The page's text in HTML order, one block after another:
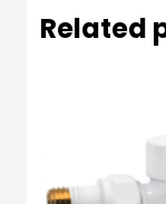
Related